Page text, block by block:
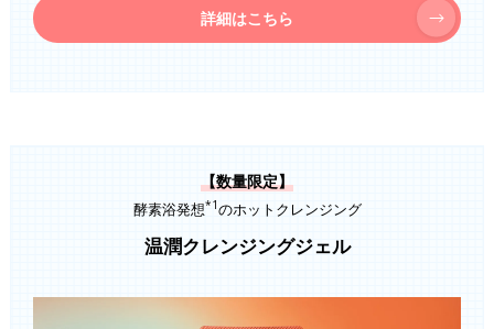
詳細はこちら
【数量限定】
酵素浴発想*1のホットクレンジング
温潤クレンジングジェル